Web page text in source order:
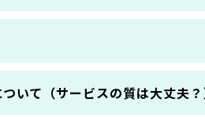
いて（サービスの質は大丈夫？